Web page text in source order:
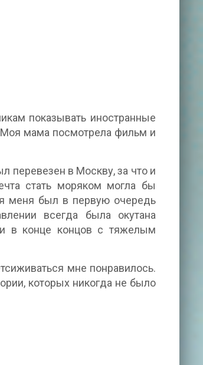
показывать иностранные
мама посмотрела фильм и
перевезен в Москву, за что и
стать моряком могла бы
меня был в первую очередь
всегда была окутана
в конце концов с тяжелым
мне понравилось.
которых никогда не было